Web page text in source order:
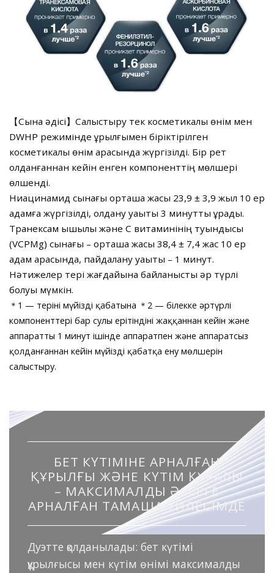
【Сынақ әдісі】Салыстыру тек косметикалық өнім мен
DWHP режимінде құрылғымен біріктірілген
косметикалық өнім арасында жүргізілді. Бір рет
қолданғаннан кейін енген компоненттің мөлшері
өлшенді.
Ниацинамид сынағы орташа жасы 23,9 ± 3,9 жыл 10 ер
адамға жүргізілді, қолдану уақыты 3 минутты құрады.
Транексам қышқылы және С витаминінің туындысы
(VCPMg) сынағы – орташа жасы 38,4 ± 7,4 жас 10 ер
адам арасында, пайдалану уақыты – 1 минут.
Нәтижелер тері жағдайына байланысты әр түрлі
болуы мүмкін.
＊1 — терінің мүйізді қабатына ＊2 — білекке әртүрлі
компоненттері бар сулы ерітіндіні жаққаннан кейін және
аппаратты 1 минут ішінде аппаратпен және аппаратсыз
қолданғаннан кейін мүйізді қабатқа ену мөлшерін
салыстыру.
БЕТ КҮТІМІНЕ АРНАЛҒАН
ҚҰРЫЛҒЫ ЖӘНЕ КҮТІМ ҚҰРАЛЫ
– МАКСИМАЛДЫ ӘСЕРГЕ
АРНАЛҒАН ТАМАША ҮЙЛЕСІМДЕ
Дуэтте қолданылады: бет күтімі
құрылғысы мен күтім өнімі максималды